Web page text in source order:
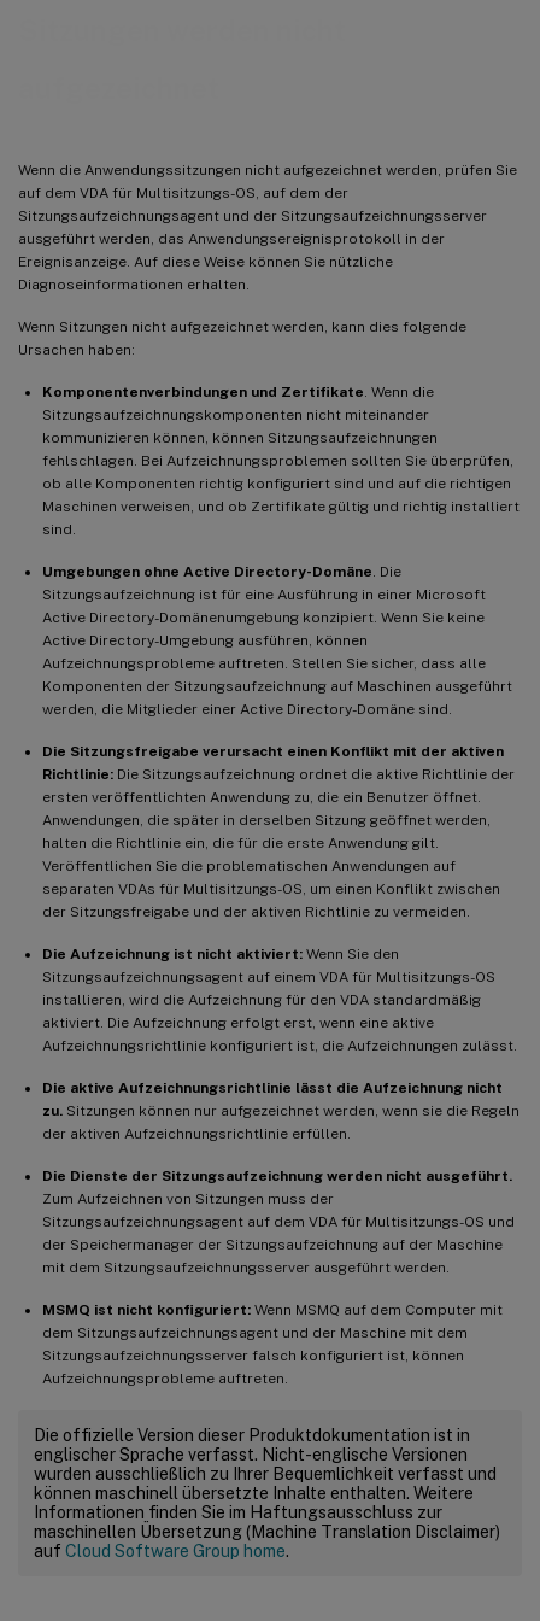
Wenn die Anwendungssitzungen nicht aufgezeichnet werden, prüfen Sie
auf dem VDA für Multisitzungs-OS, auf dem der
Sitzungsaufzeichnungsagent und der Sitzungsaufzeichnungsserver
ausgeführt werden, das Anwendungsereignisprotokoll in der
Ereignisanzeige. Auf diese Weise können Sie nützliche
Diagnoseinformationen erhalten.
Wenn Sitzungen nicht aufgezeichnet werden, kann dies folgende
Ursachen haben:
Komponentenverbindungen und Zertifikate . Wenn die
Sitzungsaufzeichnungskomponenten nicht miteinander
kommunizieren können, können Sitzungsaufzeichnungen
fehlschlagen. Bei Aufzeichnungsproblemen sollten Sie überprüfen,
ob alle Komponenten richtig konfiguriert sind und auf die richtigen
Maschinen verweisen, und ob Zertifikate gültig und richtig installiert
sind.
Umgebungen ohne Active Directory-Domäne . Die
Sitzungsaufzeichnung ist für eine Ausführung in einer Microsoft
Active Directory-Domänenumgebung konzipiert. Wenn Sie keine
Active Directory-Umgebung ausführen, können
Aufzeichnungsprobleme auftreten. Stellen Sie sicher, dass alle
Komponenten der Sitzungsaufzeichnung auf Maschinen ausgeführt
werden, die Mitglieder einer Active Directory-Domäne sind.
Die Sitzungsfreigabe verursacht einen Konflikt mit der aktiven
Richtlinie: Die Sitzungsaufzeichnung ordnet die aktive Richtlinie der
ersten veröffentlichten Anwendung zu, die ein Benutzer öffnet.
Anwendungen, die später in derselben Sitzung geöffnet werden,
halten die Richtlinie ein, die für die erste Anwendung gilt.
Veröffentlichen Sie die problematischen Anwendungen auf
separaten VDAs für Multisitzungs-OS, um einen Konflikt zwischen
der Sitzungsfreigabe und der aktiven Richtlinie zu vermeiden.
Die Aufzeichnung ist nicht aktiviert: Wenn Sie den
Sitzungsaufzeichnungsagent auf einem VDA für Multisitzungs-OS
installieren, wird die Aufzeichnung für den VDA standardmäßig
aktiviert. Die Aufzeichnung erfolgt erst, wenn eine aktive
Aufzeichnungsrichtlinie konfiguriert ist, die Aufzeichnungen zulässt.
Die aktive Aufzeichnungsrichtlinie lässt die Aufzeichnung nicht
zu. Sitzungen können nur aufgezeichnet werden, wenn sie die Regeln
der aktiven Aufzeichnungsrichtlinie erfüllen.
Die Dienste der Sitzungsaufzeichnung werden nicht ausgeführt.
Zum Aufzeichnen von Sitzungen muss der
Sitzungsaufzeichnungsagent auf dem VDA für Multisitzungs-OS und
der Speichermanager der Sitzungsaufzeichnung auf der Maschine
mit dem Sitzungsaufzeichnungsserver ausgeführt werden.
MSMQ ist nicht konfiguriert: Wenn MSMQ auf dem Computer mit
dem Sitzungsaufzeichnungsagent und der Maschine mit dem
Sitzungsaufzeichnungsserver falsch konfiguriert ist, können
Aufzeichnungsprobleme auftreten.
Die offizielle Version dieser Produktdokumentation ist in
englischer Sprache verfasst. Nicht-englische Versionen
wurden ausschließlich zu Ihrer Bequemlichkeit verfasst und
können maschinell übersetzte Inhalte enthalten. Weitere
Informationen finden Sie im Haftungsausschluss zur
maschinellen Übersetzung (Machine Translation Disclaimer)
auf Cloud Software Group home.